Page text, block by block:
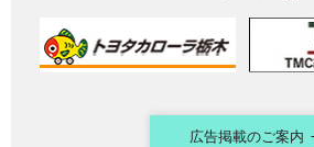
広告掲載のご案内